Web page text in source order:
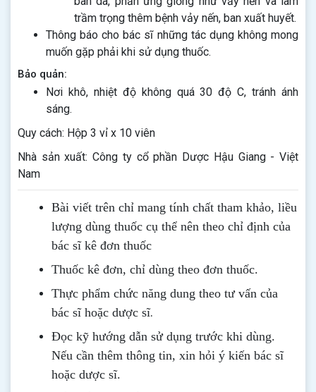
trầm trọng thêm bệnh vảy nến, ban xuất huyết.
Thông báo cho bác sĩ những tác dụng không mong
muốn gặp phải khi sử dụng thuốc.
Bảo quản:
Nơi khô, nhiệt độ không quá 30 độ C, tránh ánh
sáng.
Quy cách: Hộp 3 vỉ x 10 viên
Nhà sản xuất: Công ty cổ phần Dược Hậu Giang - Việt
Nam
Bài viết trên chỉ mang tính chất tham khảo, liều
lượng dùng thuốc cụ thể nên theo chỉ định của
bác sĩ kê đơn thuốc
Thuốc kê đơn, chỉ dùng theo đơn thuốc.
Thực phẩm chức năng dung theo tư vấn của
bác sĩ hoặc dược sĩ.
Đọc kỹ hướng dẫn sử dụng trước khi dùng.
Nếu cần thêm thông tin, xin hỏi ý kiến bác sĩ
hoặc dược sĩ.